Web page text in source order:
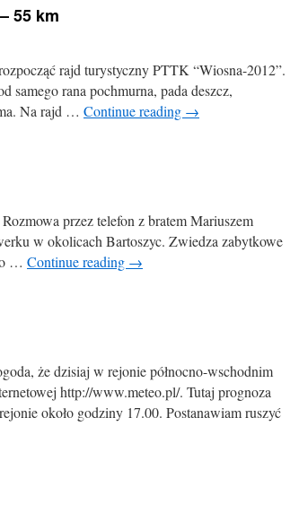
55 km
rajd turystyczny PTTK “Wiosna-2012”.
samego rana pochmurna, pada deszcz,
Na rajd … Continue reading →
przez telefon z bratem Mariuszem
w okolicach Bartoszyc. Zwiedza zabytkowe
… Continue reading →
że dzisiaj w rejonie północno-wschodnim
http://www.meteo.pl/. Tutaj prognoza
około godziny 17.00. Postanawiam ruszyć